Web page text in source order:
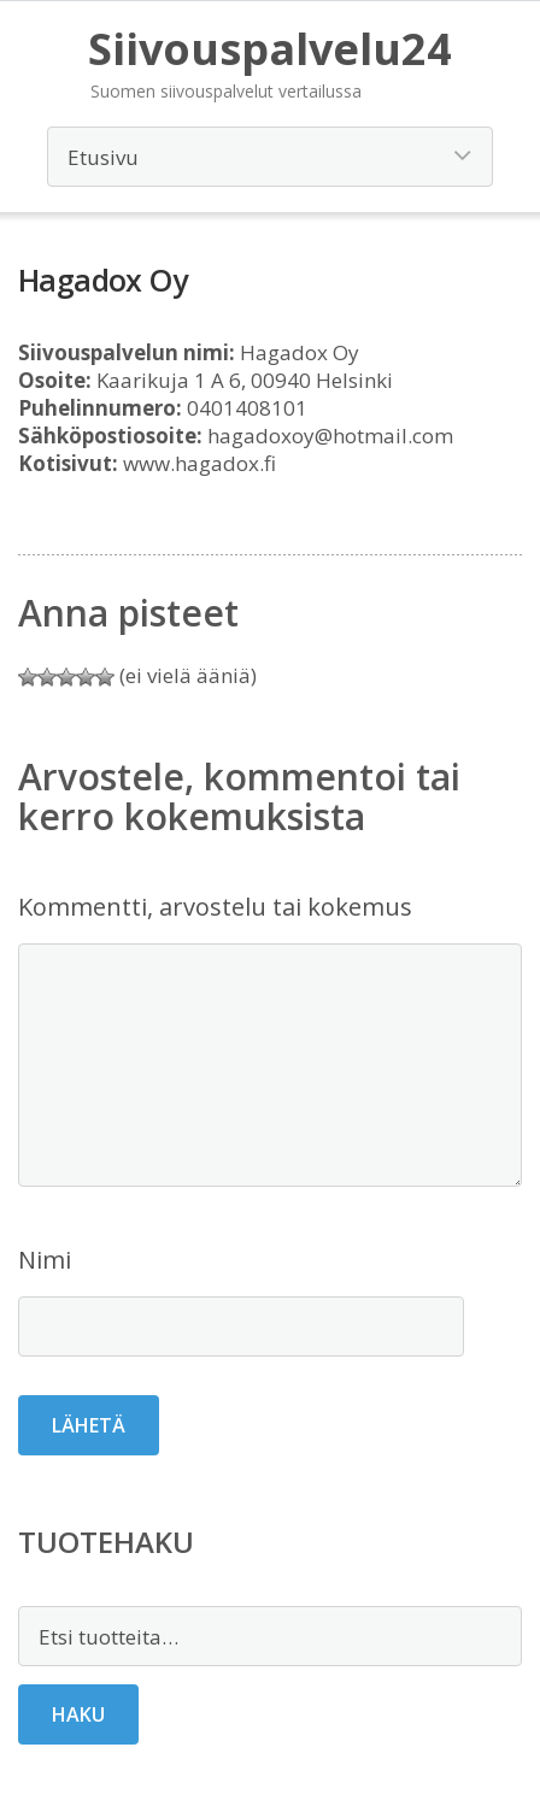
Siivouspalvelu24
Suomen siivouspalvelut vertailussa
Hagadox Oy
Siivouspalvelun nimi: Hagadox Oy
Osoite: Kaarikuja 1 A 6, 00940 Helsinki
Puhelinnumero: 0401408101
Sähköpostiosoite: hagadoxoy@hotmail.com
Kotisivut: www.hagadox.fi
Anna pisteet
(ei vielä ääniä)
Arvostele, kommentoi tai
kerro kokemuksista
Kommentti, arvostelu tai kokemus
Nimi
TUOTEHAKU
HAKU